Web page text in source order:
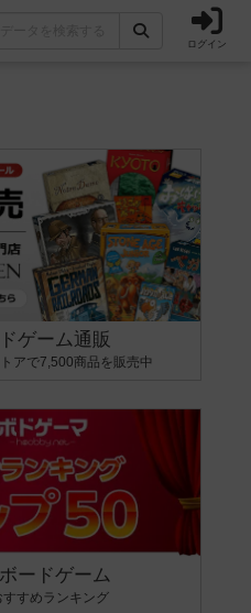
ログイン
ゲーム通販
アで7,500商品を販売中
ードゲーム
すすめランキング